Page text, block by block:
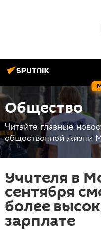
Общество
Читайте главные
общественной жизни
Учителя в
сентября
более
зарплате